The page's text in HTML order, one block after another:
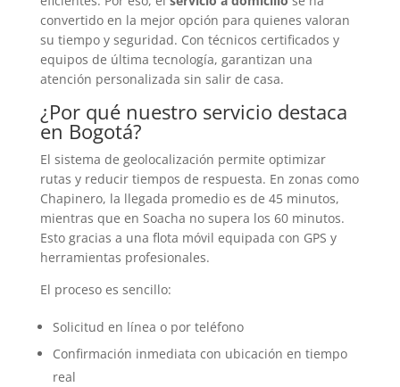
convertido en la mejor opción para quienes valoran
su tiempo y seguridad. Con técnicos certificados y
equipos de última tecnología, garantizan una
atención personalizada sin salir de casa.
¿Por qué nuestro servicio destaca
en Bogotá?
El sistema de geolocalización permite optimizar
rutas y reducir tiempos de respuesta. En zonas como
Chapinero, la llegada promedio es de 45 minutos,
mientras que en Soacha no supera los 60 minutos.
Esto gracias a una flota móvil equipada con GPS y
herramientas profesionales.
El proceso es sencillo:
Solicitud en línea o por teléfono
Confirmación inmediata con ubicación en tiempo
real